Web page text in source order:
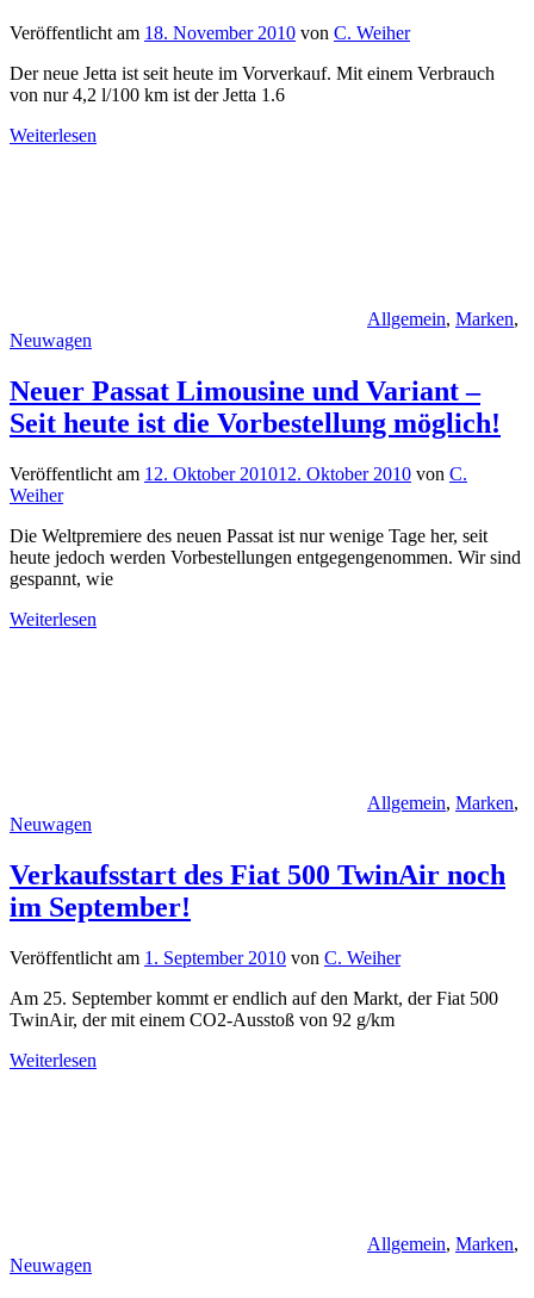
Veröffentlicht am 18. November 2010 von C. Weiher
Der neue Jetta ist seit heute im Vorverkauf. Mit einem Verbrauch
von nur 4,2 l/100 km ist der Jetta 1.6
Weiterlesen
Allgemein, Marken,
Neuwagen
Neuer Passat Limousine und Variant –
Seit heute ist die Vorbestellung möglich!
Veröffentlicht am 12. Oktober 201012. Oktober 2010 von C.
Weiher
Die Weltpremiere des neuen Passat ist nur wenige Tage her, seit
heute jedoch werden Vorbestellungen entgegengenommen. Wir sind
gespannt, wie
Weiterlesen
Allgemein, Marken,
Neuwagen
Verkaufsstart des Fiat 500 TwinAir noch
im September!
Veröffentlicht am 1. September 2010 von C. Weiher
Am 25. September kommt er endlich auf den Markt, der Fiat 500
TwinAir, der mit einem CO2-Ausstoß von 92 g/km
Weiterlesen
Allgemein, Marken,
Neuwagen